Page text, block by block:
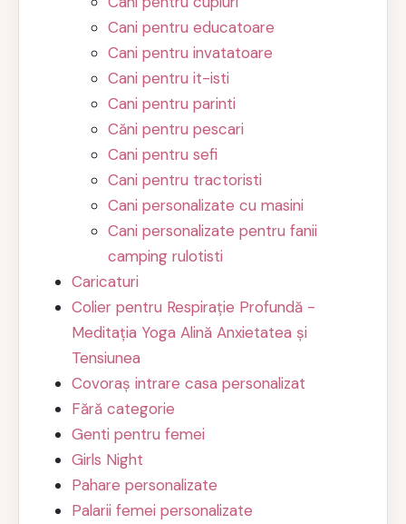
Cani pentru educatoare
Cani pentru invatatoare
Cani pentru it-isti
Cani pentru parinti
Căni pentru pescari
Cani pentru sefi
Cani pentru tractoristi
Cani personalizate cu masini
Cani personalizate pentru fanii
camping rulotisti
Caricaturi
Colier pentru Respirație Profundă -
Meditația Yoga Alină Anxietatea și
Tensiunea
Covoraș intrare casa personalizat
Fără categorie
Genti pentru femei
Girls Night
Pahare personalizate
Palarii femei personalizate